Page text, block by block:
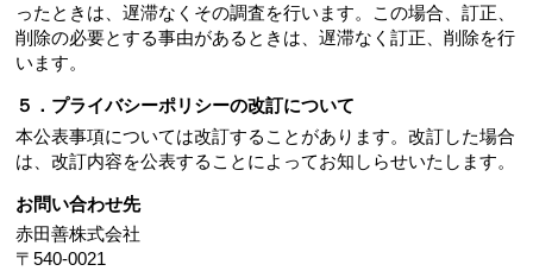
ったときは、遅滞なくその調査を行います。この場合、訂正、
削除の必要とする事由があるときは、遅滞なく訂正、削除を行
います。
５．プライバシーポリシーの改訂について
本公表事項については改訂することがあります。改訂した場合
は、改訂内容を公表することによってお知しらせいたします。
お問い合わせ先
赤田善株式会社
〒540-0021